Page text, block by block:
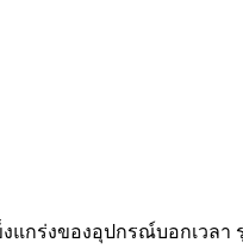
กร่งของอุปกรณ์บอกเวล